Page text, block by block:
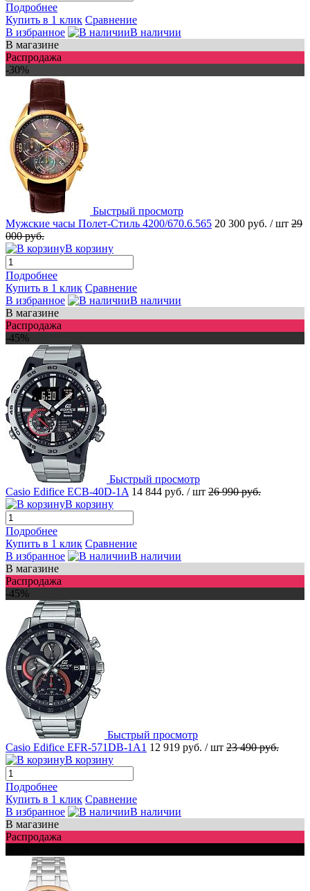
Подробнее
Купить в 1 клик Сравнение
В избранное
В наличии
В магазине
Распродажа
-30%
Быстрый просмотр
Мужские часы Полет-Стиль 4200/670.6.565 20 300 руб. / шт 29
000 руб.
В корзину
Подробнее
Купить в 1 клик Сравнение
В избранное
В наличии
В магазине
Распродажа
-45%
Быстрый просмотр
Casio Edifice ECB-40D-1A 14 844 руб. / шт 26 990 руб.
В корзину
Подробнее
Купить в 1 клик Сравнение
В избранное
В наличии
В магазине
Распродажа
-45%
Быстрый просмотр
Casio Edifice EFR-571DB-1A1 12 919 руб. / шт 23 490 руб.
В корзину
Подробнее
Купить в 1 клик Сравнение
В избранное
В наличии
В магазине
Распродажа